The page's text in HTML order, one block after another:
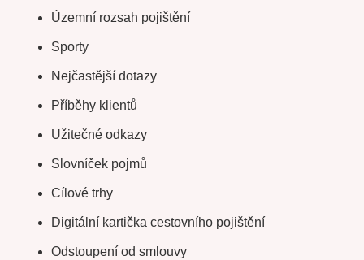
Územní rozsah pojištění
Sporty
Nejčastější dotazy
Příběhy klientů
Užitečné odkazy
Slovníček pojmů
Cílové trhy
Digitální kartička cestovního pojištění
Odstoupení od smlouvy